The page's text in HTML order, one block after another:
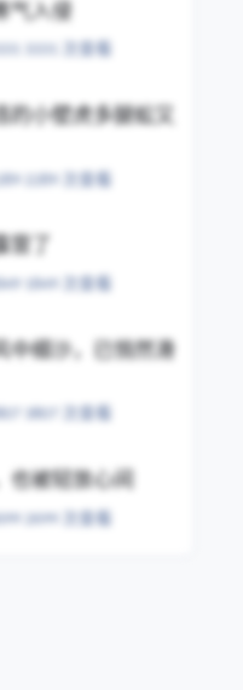
气入侵
3331 次查看
又来了
的小壁虎多腿蚣又
营了
滑落
中细沙，已悄然滑
3807 次查看
也被轻放心间